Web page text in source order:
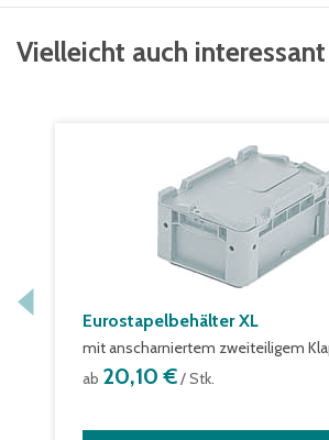
Vielleicht auch interessant
Eurostapelbehälter XL
mit anscharniertem zweiteiligem
ab 20,10 €/ Stk.